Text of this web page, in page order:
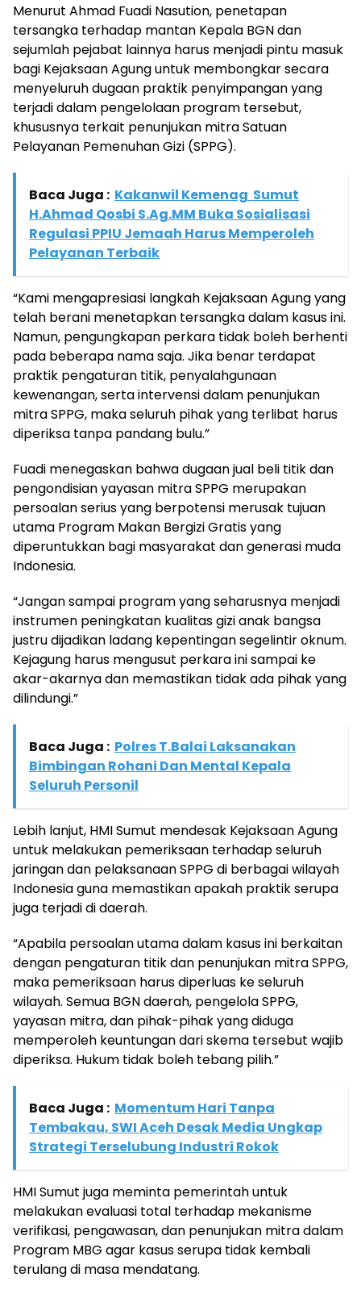
Menurut Ahmad Fuadi Nasution, penetapan
tersangka terhadap mantan Kepala BGN dan
sejumlah pejabat lainnya harus menjadi pintu masuk
bagi Kejaksaan Agung untuk membongkar secara
menyeluruh dugaan praktik penyimpangan yang
terjadi dalam pengelolaan program tersebut,
khususnya terkait penunjukan mitra Satuan
Pelayanan Pemenuhan Gizi (SPPG).
Baca Juga : Kakanwil Kemenag Sumut
H.Ahmad Qosbi S.Ag.MM Buka Sosialisasi
Regulasi PPIU Jemaah Harus Memperoleh
Pelayanan Terbaik
“Kami mengapresiasi langkah Kejaksaan Agung yang
telah berani menetapkan tersangka dalam kasus ini.
Namun, pengungkapan perkara tidak boleh berhenti
pada beberapa nama saja. Jika benar terdapat
praktik pengaturan titik, penyalahgunaan
kewenangan, serta intervensi dalam penunjukan
mitra SPPG, maka seluruh pihak yang terlibat harus
diperiksa tanpa pandang bulu.”
Fuadi menegaskan bahwa dugaan jual beli titik dan
pengondisian yayasan mitra SPPG merupakan
persoalan serius yang berpotensi merusak tujuan
utama Program Makan Bergizi Gratis yang
diperuntukkan bagi masyarakat dan generasi muda
Indonesia.
“Jangan sampai program yang seharusnya menjadi
instrumen peningkatan kualitas gizi anak bangsa
justru dijadikan ladang kepentingan segelintir oknum.
Kejagung harus mengusut perkara ini sampai ke
akar-akarnya dan memastikan tidak ada pihak yang
dilindungi.”
Baca Juga : Polres T.Balai Laksanakan
Bimbingan Rohani Dan Mental Kepala
Seluruh Personil
Lebih lanjut, HMI Sumut mendesak Kejaksaan Agung
untuk melakukan pemeriksaan terhadap seluruh
jaringan dan pelaksanaan SPPG di berbagai wilayah
Indonesia guna memastikan apakah praktik serupa
juga terjadi di daerah.
“Apabila persoalan utama dalam kasus ini berkaitan
dengan pengaturan titik dan penunjukan mitra SPPG,
maka pemeriksaan harus diperluas ke seluruh
wilayah. Semua BGN daerah, pengelola SPPG,
yayasan mitra, dan pihak-pihak yang diduga
memperoleh keuntungan dari skema tersebut wajib
diperiksa. Hukum tidak boleh tebang pilih.”
Baca Juga : Momentum Hari Tanpa
Tembakau, SWI Aceh Desak Media Ungkap
Strategi Terselubung Industri Rokok
HMI Sumut juga meminta pemerintah untuk
melakukan evaluasi total terhadap mekanisme
verifikasi, pengawasan, dan penunjukan mitra dalam
Program MBG agar kasus serupa tidak kembali
terulang di masa mendatang.